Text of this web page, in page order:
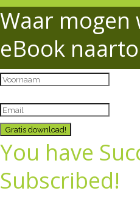
Waar mogen
eBook
Gratis download!
You have
Subscribed!